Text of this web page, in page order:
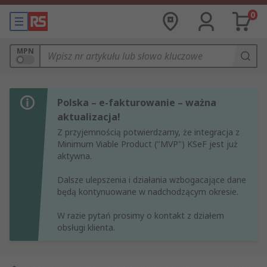
0
MPN
Polska – e-fakturowanie – ważna
aktualizacja!
Z przyjemnością potwierdzamy, że integracja z
Minimum Viable Product ("MVP") KSeF jest już
aktywna.
Dalsze ulepszenia i działania wzbogacające dane
będą kontynuowane w nadchodzącym okresie.
W razie pytań prosimy o kontakt z działem
obsługi klienta.